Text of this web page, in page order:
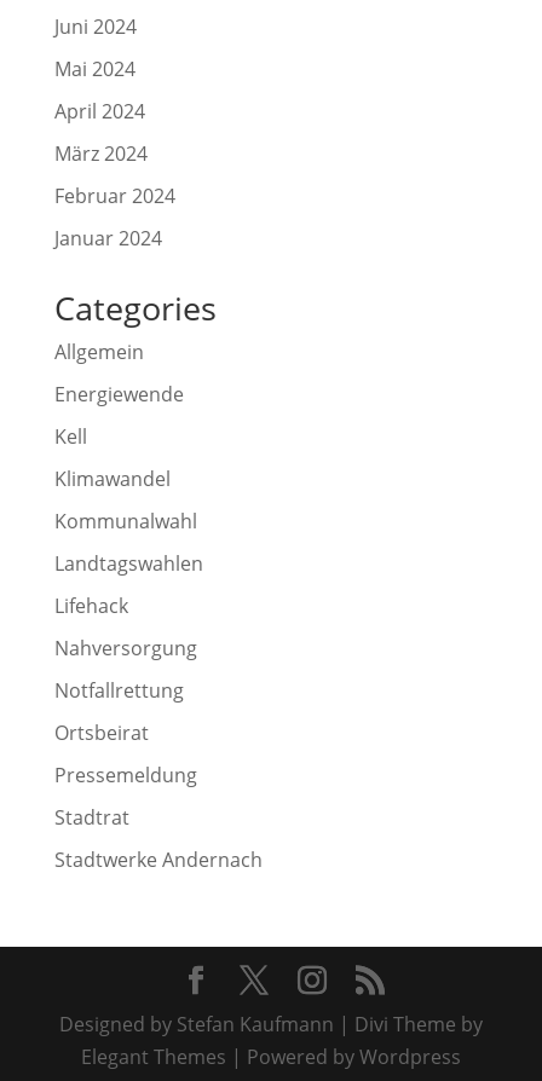
Juni 2024
Mai 2024
April 2024
März 2024
Februar 2024
Januar 2024
Categories
Allgemein
Energiewende
Kell
Klimawandel
Kommunalwahl
Landtagswahlen
Lifehack
Nahversorgung
Notfallrettung
Ortsbeirat
Pressemeldung
Stadtrat
Stadtwerke Andernach
Designed by Stefan Kaufmann | Divi Theme by
Elegant Themes | Powered by Wordpress